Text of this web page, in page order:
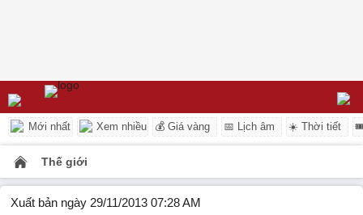
Mới nhất Xem nhiều 💰 Giá vàng 📅 Lịch âm ☀️ Thời tiết
Thế giới
Xuất bản ngày 29/11/2013 07:28 AM